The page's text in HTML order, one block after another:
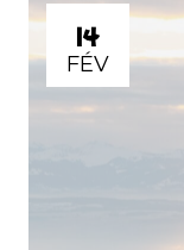
14
FÉV